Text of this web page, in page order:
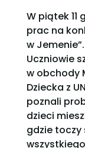
W piątek 11
prac na
w Jemenie”.
Uczniowie
w obchody
Dziecka z
poznali
dzieci
gdzie toczy